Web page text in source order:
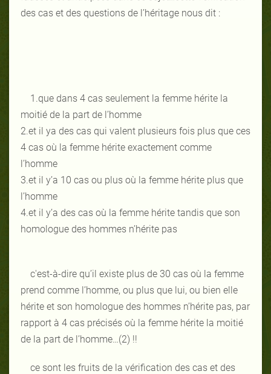
des cas et des questions de l’héritage nous dit :
1.que dans 4 cas seulement la femme hérite la
moitié de la part de l’homme
2.et il ya des cas qui valent plusieurs fois plus que ces
4 cas où la femme hérite exactement comme
l’homme
3.et il y’a 10 cas ou plus où la femme hérite plus que
l’homme
4.et il y’a des cas où la femme hérite tandis que son
homologue des hommes n’hérite pas
c'est-à-dire qu’il existe plus de 30 cas où la femme
prend comme l’homme, ou plus que lui, ou bien elle
hérite et son homologue des hommes n’hérite pas, par
rapport à 4 cas précisés où la femme hérite la moitié
de la part de l’homme…(2) !!
ce sont les fruits de la vérification des cas et des